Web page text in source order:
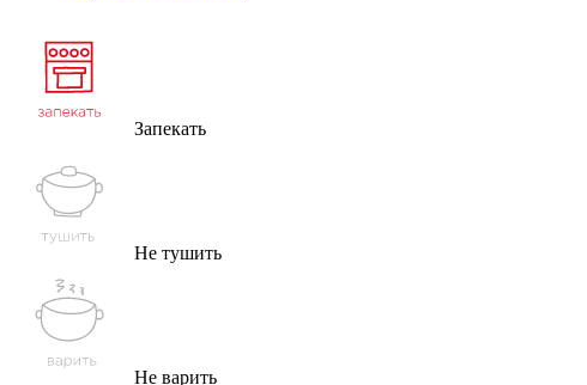
Запекать
Не тушить
Не варить